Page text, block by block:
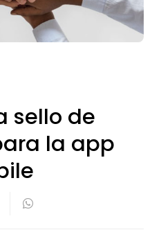
sello de
la app